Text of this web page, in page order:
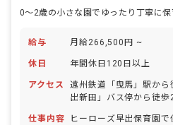
給与 月給266,500円 ~
休日 年間休日120日以上
アクセス
遠州鉄道「曳馬」駅から
出新田」バス停から徒歩
仕事内容
ヒーローズ早出保育園で